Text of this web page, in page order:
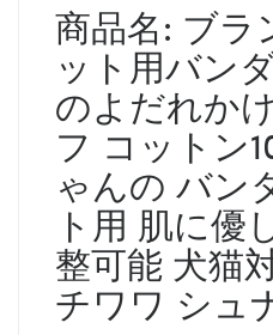
商品名: ブラ
ット用バン
のよだれか
フ コットン
ゃんの バン
ト用 肌に優
整可能 犬猫
チワワ シュ